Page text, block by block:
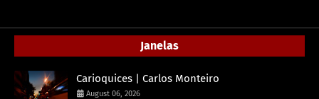
Janelas
Carioquices | Carlos Monteiro
August 06, 2026